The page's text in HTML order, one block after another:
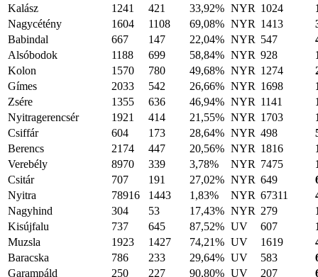
Kalász
1241 421 33,92% NYR 1024
Nagycétény
1604 1108 69,08% NYR 1413
Babindal
667 147 22,04% NYR 547
Alsóbodok
1188 699 58,84% NYR 928
Kolon
1570 780 49,68% NYR 1274
Gímes
2033 542 26,66% NYR 1698
Zsére
1355 636 46,94% NYR 1141
Nyitragerencsér
1921 414 21,55% NYR 1703
Csiffár
604 173 28,64% NYR 498
Berencs
2174 447 20,56% NYR 1816
Verebély
8970 339 3,78% NYR 7475
Csitár
707 191 27,02% NYR 649
Nyitra
78916 1443 1,83% NYR 67311
Nagyhind
304 53 17,43% NYR 279
Kisújfalu
737 645 87,52% UV 607
Muzsla
1923 1427 74,21% UV 1619
Baracska
786 233 29,64% UV 583
Garampáld
250 227 90,80% UV 207